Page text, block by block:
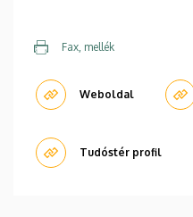
Fax, mellék
Weboldal
Tudóstér profil